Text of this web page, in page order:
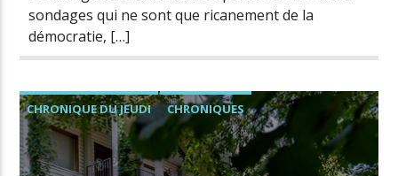
sondages qui ne sont que ricanement de la
démocratie, […]
CHRONIQUE DU JEUDI CHRONIQUES